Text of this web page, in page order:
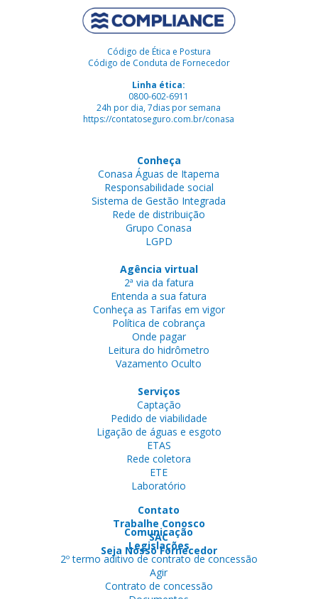
Código de Ética e Postura
Código de Conduta de Fornecedor
Linha ética:
0800-602-6911
24h por dia, 7dias por semana
https://contatoseguro.com.br/conasa
Conheça
Conasa Águas de Itapema
Responsabilidade social
Sistema de Gestão Integrada
Rede de distribuição
Grupo Conasa
LGPD
Agência virtual
2ª via da fatura
Entenda a sua fatura
Conheça as Tarifas em vigor
Política de cobrança
Onde pagar
Leitura do hidrômetro
Vazamento Oculto
Serviços
Captação
Pedido de viabilidade
Ligação de águas e esgoto
ETAS
Rede coletora
ETE
Laboratório
Contato
Trabalhe Conosco
SAC
Seja Nosso Fornecedor
Comunicação
Legislações
2º termo aditivo de contrato de concessão
Agir
Contrato de concessão